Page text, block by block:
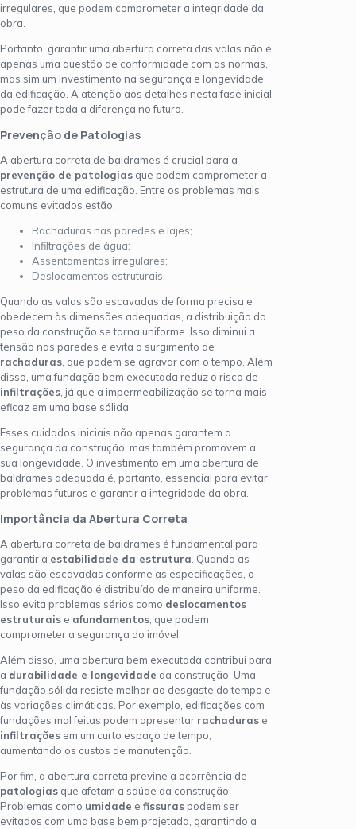
irregulares, que podem comprometer a integridade da
obra.
Portanto, garantir uma abertura correta das valas não é
apenas uma questão de conformidade com as normas,
mas sim um investimento na segurança e longevidade
da edificação. A atenção aos detalhes nesta fase inicial
pode fazer toda a diferença no futuro.
Prevenção de Patologias
A abertura correta de baldrames é crucial para a
prevenção de patologias que podem comprometer a
estrutura de uma edificação. Entre os problemas mais
comuns evitados estão:
Rachaduras nas paredes e lajes;
Infiltrações de água;
Assentamentos irregulares;
Deslocamentos estruturais.
Quando as valas são escavadas de forma precisa e
obedecem às dimensões adequadas, a distribuição do
peso da construção se torna uniforme. Isso diminui a
tensão nas paredes e evita o surgimento de
rachaduras , que podem se agravar com o tempo. Além
disso, uma fundação bem executada reduz o risco de
infiltrações , já que a impermeabilização se torna mais
eficaz em uma base sólida.
Esses cuidados iniciais não apenas garantem a
segurança da construção, mas também promovem a
sua longevidade. O investimento em uma abertura de
baldrames adequada é, portanto, essencial para evitar
problemas futuros e garantir a integridade da obra.
Importância da Abertura Correta
A abertura correta de baldrames é fundamental para
garantir a estabilidade da estrutura . Quando as
valas são escavadas conforme as especificações, o
peso da edificação é distribuído de maneira uniforme.
Isso evita problemas sérios como deslocamentos
estruturais e afundamentos , que podem
comprometer a segurança do imóvel.
Além disso, uma abertura bem executada contribui para
a durabilidade e longevidade da construção. Uma
fundação sólida resiste melhor ao desgaste do tempo e
às variações climáticas. Por exemplo, edificações com
fundações mal feitas podem apresentar rachaduras e
infiltrações em um curto espaço de tempo,
aumentando os custos de manutenção.
Por fim, a abertura correta previne a ocorrência de
patologias que afetam a saúde da construção.
Problemas como umidade e fissuraspodem ser
evitados com uma base bem projetada, garantindo a